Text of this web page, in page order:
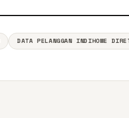
DATA PELANGGAN INDIHOME